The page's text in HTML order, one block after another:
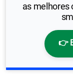
as melhores
👉